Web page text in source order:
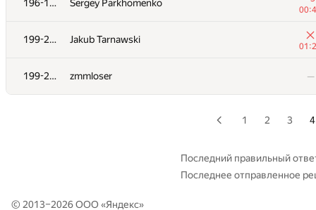
196-198 Sergey Parkhomenko
199-200 Jakub Tarnawski
199-200 zmmloser —
182 pershik —
183 alexey.enkov
+4
1 2 3 4
Последний правильный
Последнее отправленное
© 2013–2026 ООО «Яндекс»